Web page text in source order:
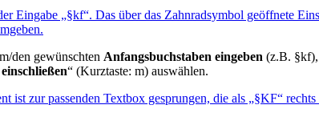
den gewünschten Anfangsbuchstaben eingeben (z.B. §kf),
“ (Kurztaste: m) auswählen.